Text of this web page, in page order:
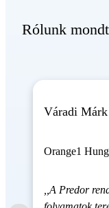
Rólunk
Váradi Márk
Orange1
,,A Predor